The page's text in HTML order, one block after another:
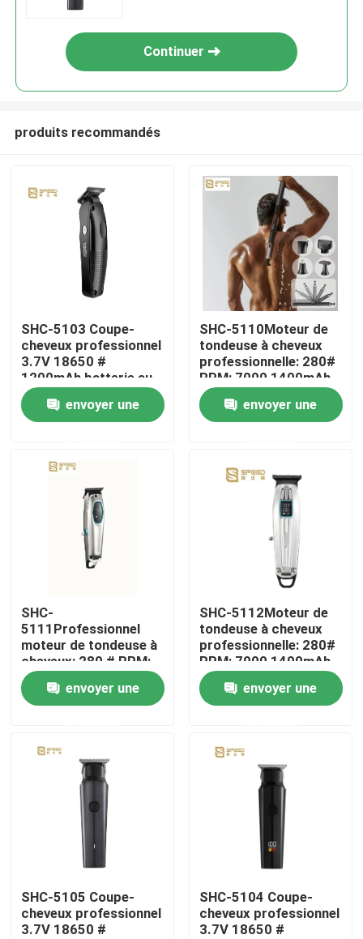
Aperçu
A propos de nous
Visite d'usine
nouvelles
Demande de soumission
Coupe-cheveux rechargeable
Continuer
produits recommandés
SHC-5103 Coupe-
cheveux professionnel
3.7V 18650 #
1200mAh batterie au
lithium 3CR13 en acier
inoxydableenvoyer une
SHC-5110Moteur de
tondeuse à cheveux
professionnelle: 280#
RPM: 7000 1400mAh
batterie au lithium
envoyer une
SHC-
5111Professionnel
moteur de tondeuse à
cheveux: 280 # RPM:
7000 1400mAh
batterie au lithium
envoyer une
SHC-5112Moteur de
tondeuse à cheveux
professionnelle: 280#
RPM: 7000 1400mAh
batterie au lithium
envoyer une
SHC-5105 Coupe-
cheveux professionnel
3.7V 18650 #
SHC-5104 Coupe-
cheveux professionnel
3.7V 18650 #